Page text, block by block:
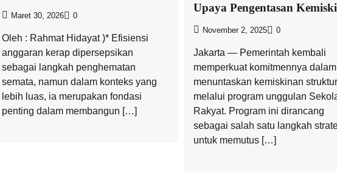
Maret 30, 2026 0
Oleh : Rahmat Hidayat )* Efisiensi
anggaran kerap dipersepsikan
sebagai langkah penghematan
semata, namun dalam konteks yang
lebih luas, ia merupakan fondasi
penting dalam membangun […]
Upaya Pengentasan
November 2, 2025 0
Jakarta — Pemerintah kembali
memperkuat komitmennya dalam
menuntaskan kemiskinan
melalui program unggulan
Rakyat. Program ini dirancang
sebagai salah satu langkah
untuk memutus […]